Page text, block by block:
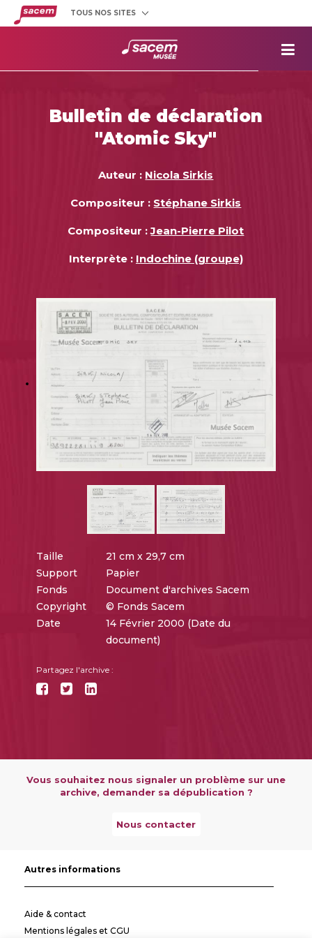
TOUS NOS SITES
Bulletin de déclaration
"Atomic Sky"
Auteur : Nicola Sirkis
Compositeur : Stéphane Sirkis
Compositeur : Jean-Pierre Pilot
Interprète : Indochine (groupe)
Taille
21 cm x 29,7 cm
Support
Papier
Fonds
Document d'archives Sacem
Copyright
© Fonds Sacem
Date
14 Février 2000 (Date du
document)
Partagez l'archive :
Vous souhaitez nous signaler un problème sur une
archive, demander sa dépublication ?
Nous contacter
Autres informations
Aide & contact
Mentions légales et CGU